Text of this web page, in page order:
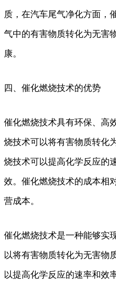
质，在汽车尾气净化方面，
气中的有害物质转化为无害
康。
四、催化燃烧技术的优势
催化燃烧技术具有环保、高
烧技术可以将有害物质转化
烧技术可以提高化学反应的
效。催化燃烧技术的成本相
营成本。
催化燃烧技术是一种能够实
以将有害物质转化为无害物
以提高化学反应的速率和效